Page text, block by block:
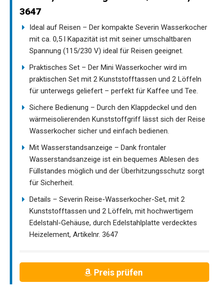
3647
Ideal auf Reisen – Der kompakte Severin Wasserkocher
mit ca. 0,5 l Kapazität ist mit seiner umschaltbaren
Spannung (115/230 V) ideal für Reisen geeignet.
Praktisches Set – Der Mini Wasserkocher wird im
praktischen Set mit 2 Kunststofftassen und 2 Löffeln
für unterwegs geliefert – perfekt für Kaffee und Tee.
Sichere Bedienung – Durch den Klappdeckel und den
wärmeisolierenden Kunststoffgriff lässt sich der Reise
Wasserkocher sicher und einfach bedienen.
Mit Wasserstandsanzeige – Dank frontaler
Wasserstandsanzeige ist ein bequemes Ablesen des
Füllstandes möglich und der Überhitzungsschutz sorgt
für Sicherheit.
Details – Severin Reise-Wasserkocher-Set, mit 2
Kunststofftassen und 2 Löffeln, mit hochwertigem
Edelstahl-Gehäuse, durch Edelstahlplatte verdecktes
Heizelement, Artikelnr. 3647
Preis prüfen